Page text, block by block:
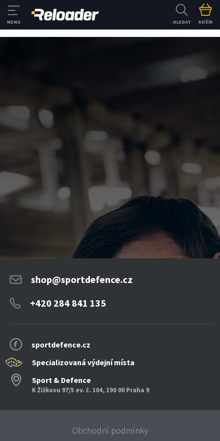
HLEDAT KOŠÍK
sportdefence.cz
Specializovaná výdejní místa
Sport & Defence
K Žižkovu 97/5 ev. č. 104, 190 00 Praha 9
shop@sportdefence.cz
+420 284 841 135
Obchodní podmínky